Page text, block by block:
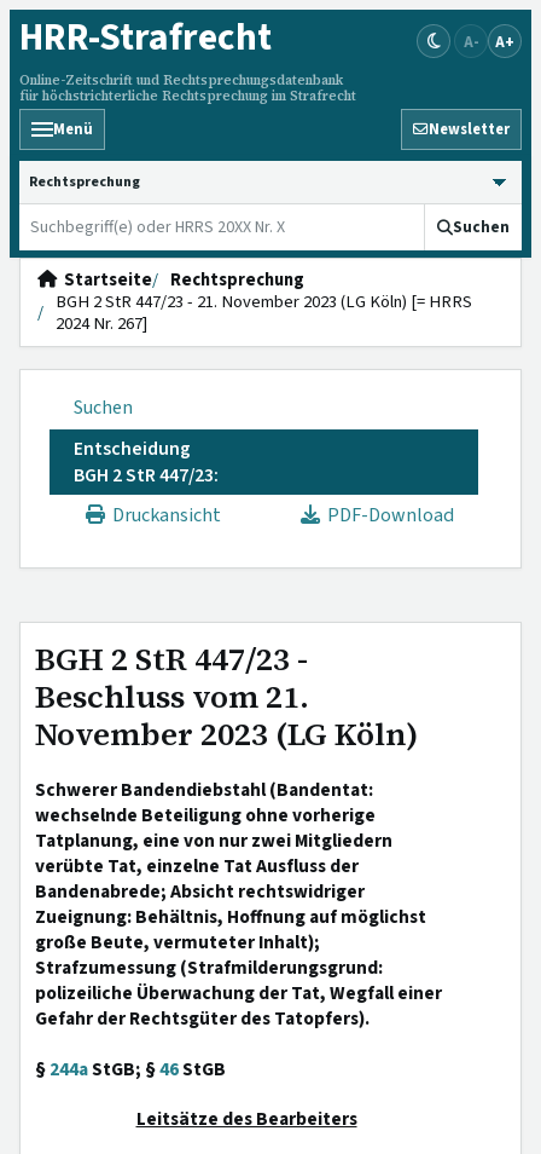
HRR-Strafrecht
Online-Zeitschrift und Rechtsprechungsdatenbank
für höchstrichterliche Rechtsprechung im Strafrecht
A- A+
Menü Newsletter
HRRS durchsuchen
Suchen
Startseite
Rechtsprechung
BGH 2 StR 447/23 - 21. November 2023 (LG Köln) [= HRRS
2024 Nr. 267]
Suchen
Entscheidung
BGH 2 StR 447/23:
Druckansicht
PDF-Download
BGH 2 StR 447/23 -
Beschluss vom 21.
November 2023 (LG Köln)
Schwerer Bandendiebstahl (Bandentat:
wechselnde Beteiligung ohne vorherige
Tatplanung, eine von nur zwei Mitgliedern
verübte Tat, einzelne Tat Ausfluss der
Bandenabrede; Absicht rechtswidriger
Zueignung: Behältnis, Hoffnung auf möglichst
große Beute, vermuteter Inhalt);
Strafzumessung (Strafmilderungsgrund:
polizeiliche Überwachung der Tat, Wegfall einer
Gefahr der Rechtsgüter des Tatopfers).
§244aStGB; §46StGB
Leitsätze des Bearbeiters